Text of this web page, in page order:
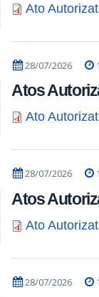
Ato
28/07/2026
Atos
Ato
28/07/2026
Atos
Ato
28/07/2026